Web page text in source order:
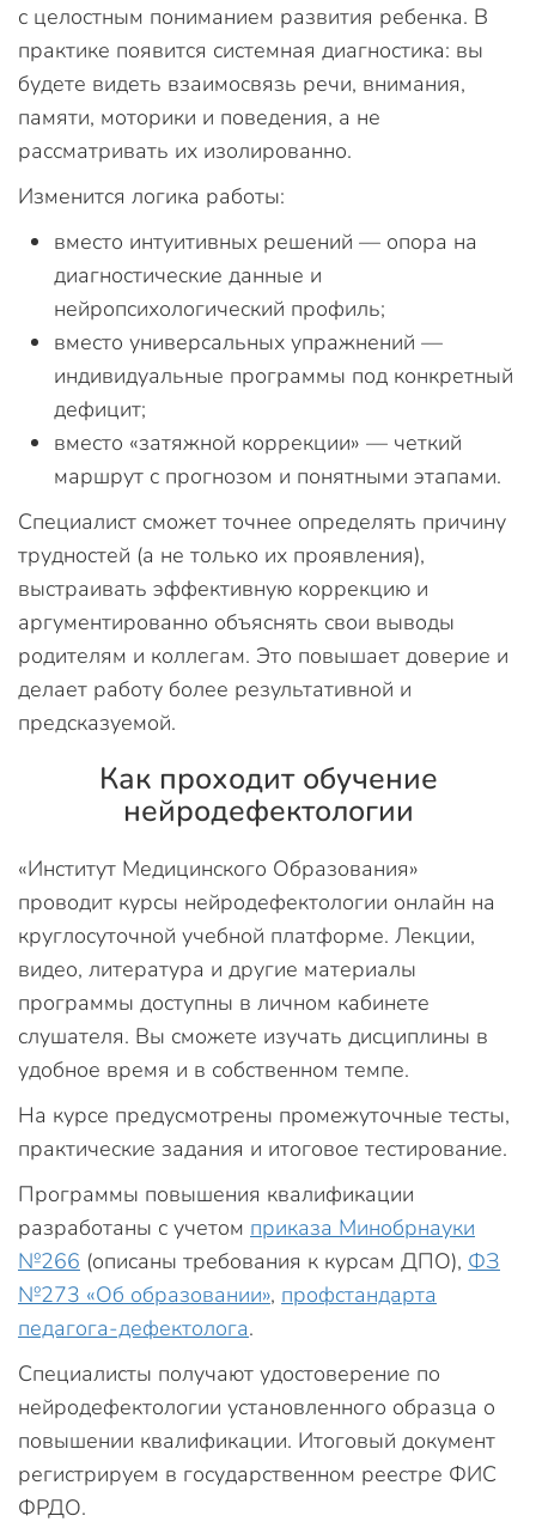
с целостным пониманием развития ребенка. В
практике появится системная диагностика: вы
будете видеть взаимосвязь речи, внимания,
памяти, моторики и поведения, а не
рассматривать их изолированно.
Изменится логика работы:
вместо интуитивных решений — опора на
диагностические данные и
нейропсихологический профиль;
вместо универсальных упражнений —
индивидуальные программы под конкретный
дефицит;
вместо «затяжной коррекции» — четкий
маршрут с прогнозом и понятными этапами.
Специалист сможет точнее определять причину
трудностей (а не только их проявления),
выстраивать эффективную коррекцию и
аргументированно объяснять свои выводы
родителям и коллегам. Это повышает доверие и
делает работу более результативной и
предсказуемой.
Как проходит обучение
нейродефектологии
«Институт Медицинского Образования»
проводит курсы нейродефектологии онлайн на
круглосуточной учебной платформе. Лекции,
видео, литература и другие материалы
программы доступны в личном кабинете
слушателя. Вы сможете изучать дисциплины в
удобное время и в собственном темпе.
На курсе предусмотрены промежуточные тесты,
практические задания и итоговое тестирование.
Программы повышения квалификации
разработаны с учетом приказа Минобрнауки
№266 (описаны требования к курсам ДПО), ФЗ
№273 «Об образовании», профстандарта
педагога-дефектолога.
Специалисты получают удостоверение по
нейродефектологии установленного образца о
повышении квалификации. Итоговый документ
регистрируем в государственном реестре ФИС
ФРДО.